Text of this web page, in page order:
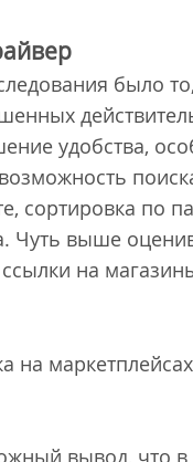
было
удобства,
сортировка по
Чуть выше
на
на